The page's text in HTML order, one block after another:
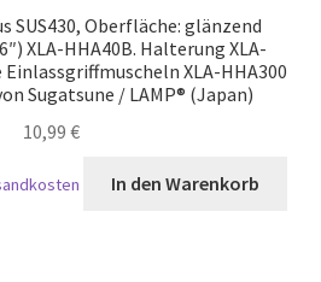
SUS430, Oberfläche: glänzend
XLA-HHA40B. Halterung XLA-
XLA-HHA300
Sugatsune / LAMP® (Japan)
10,99 €
In den Warenkorb